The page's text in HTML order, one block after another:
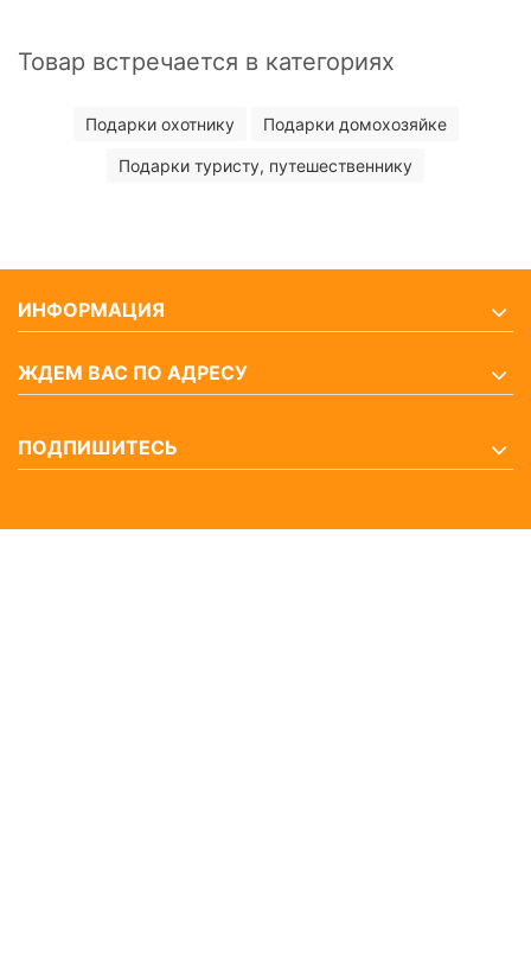
Товар встречается в категориях
Подарки охотнику Подарки домохозяйке
Подарки туристу, путешественнику
ИНФОРМАЦИЯ
ЖДЕМ ВАС ПО АДРЕСУ
ПОДПИШИТЕСЬ